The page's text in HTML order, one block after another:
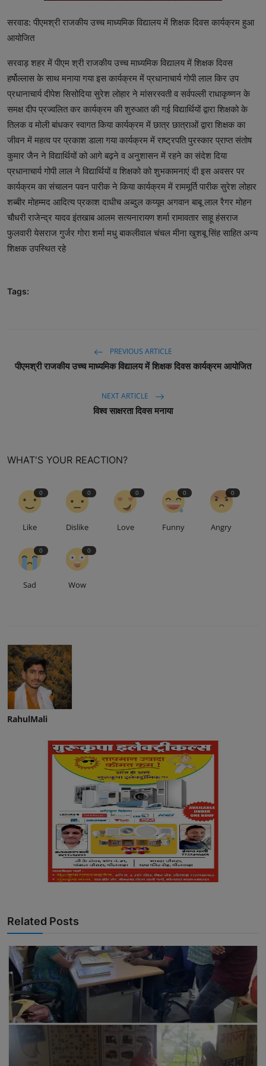
सरवाड: पीएमश्री राजकीय उच्च माध्यमिक विद्यालय में शिक्षक दिवस कार्यक्रम हुआ
आयोजित
सरवाड़ शहर में पीएम श्री राजकीय उच्च माध्यमिक विद्यालय में शिक्षक दिवस
हर्षोल्लास के साथ मनाया गया इस कार्यक्रम में प्रधानाचार्य गोपी लाल किर उप
प्रधानाचार्य दीपेश सिसोदिया सुरेश लोहार ने मांसरस्वती व सर्वपल्ली राधाकृष्णन के
समक्ष दीप प्रज्वलित कर कार्यक्रम की शुरुआत की गई विद्यार्थियों द्वारा शिक्षको के
तिलक व मोली बांधकर स्वागत किया कार्यक्रम में छात्र छात्राओं द्वारा शिक्षक का
जीवन में महत्व पर प्रकाश डाला गया कार्यक्रम में राष्ट्रपति पुरस्कार प्राप्त संतोष
कुमार जैन ने विद्यार्थियों को आगे बढ़ने व अनुशासन में रहने का संदेश दिया
प्रधानाचार्य गोपी लाल ने विद्यार्थियों व शिक्षको को शुभकामनाएं दी इस अवसर पर
कार्यक्रम का संचालन पवन पारीक ने किया कार्यक्रम में राममूर्ति पारीक सुरेश लोहार
शब्बीर मोहम्मद आदित्य प्रकाश दाधीच अब्दुल कय्यूम अगवान बाबू लाल रैगर मोहन
चौधरी राजेन्द्र यादव इंतखाब आलम सत्यनारायण शर्मा रामावतार साहू हंसराज
फुलवारी येसराज गुर्जर गोरा शर्मा मधु बाकलीवाल चंचल मीना खुशबू सिंह साहित अन्य
शिक्षक उपस्थित रहे
Tags:
PREVIOUS ARTICLE
पीएमश्री राजकीय उच्च माध्यमिक विद्यालय में शिक्षक दिवस कार्यक्रम आयोजित
NEXT ARTICLE
विश्व साक्षरता दिवस मनाया
WHAT'S YOUR REACTION?
0
Like
0
Dislike
0
Love
0
Funny
0
Angry
0
Sad
0
Wow
RahulMali
Related Posts